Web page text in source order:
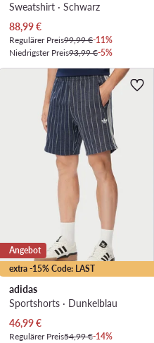
Sweatshirt · Schwarz
Aktueller Preis
88,99€
Regulärer Preis99,99 €-11%
Niedrigster Preis93,99 €-5%
extra -15% Code: LAST
Angebot
adidas
Sportshorts · Dunkelblau
Aktueller Preis
46,99€
Regulärer Preis54,99 €-14%